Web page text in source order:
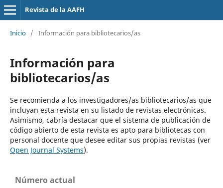
Revista de la AAFH
Inicio / Información para bibliotecarios/as
Información para
bibliotecarios/as
Se recomienda a los investigadores/as bibliotecarios/as que
incluyan esta revista en su listado de revistas electrónicas.
Asimismo, cabría destacar que el sistema de publicación de
código abierto de esta revista es apto para bibliotecas con
personal docente que desee editar sus propias revistas (ver
Open Journal Systems).
Número actual